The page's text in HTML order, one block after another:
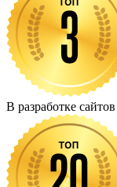
В разработке